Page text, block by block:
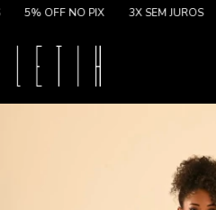
5% OFF NO PIX 3X SEM JUROS